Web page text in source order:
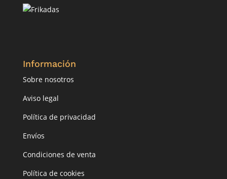
Información
Sobre nosotros
Aviso legal
Política de privacidad
Envíos
Condiciones de venta
Política de cookies